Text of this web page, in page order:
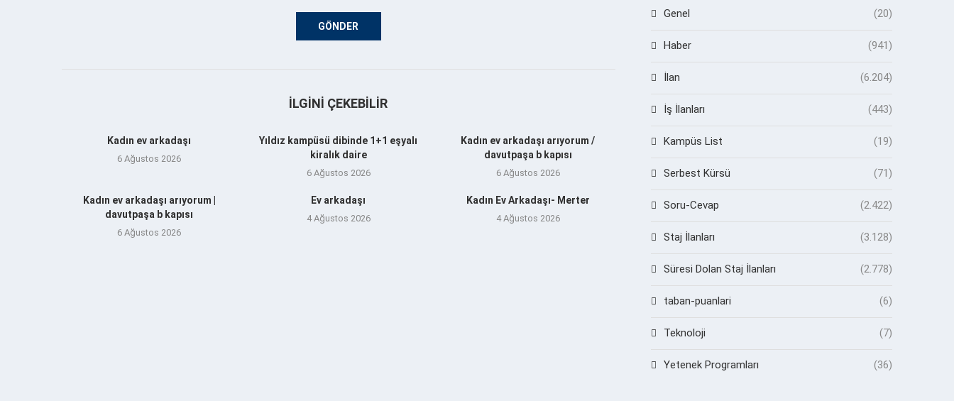
İLGINI ÇEKEBILIR
Kadın ev arkadaşı
6 Ağustos 2026
Yıldız kampüsü dibinde 1+1 eşyalı
kiralık daire
6 Ağustos 2026
Kadın ev arkadaşı arıyorum /
davutpaşa b kapısı
6 Ağustos 2026
Kadın ev arkadaşı arıyorum |
davutpaşa b kapısı
6 Ağustos 2026
Ev arkadaşı
4 Ağustos 2026
Kadın Ev Arkadaşı- Merter
4 Ağustos 2026
Genel (20)
Haber (941)
İlan (6.204)
İş İlanları (443)
Kampüs List (19)
Serbest Kürsü (71)
Soru-Cevap (2.422)
Staj İlanları (3.128)
Süresi Dolan Staj İlanları (2.778)
taban-puanlari (6)
Teknoloji (7)
Yetenek Programları (36)